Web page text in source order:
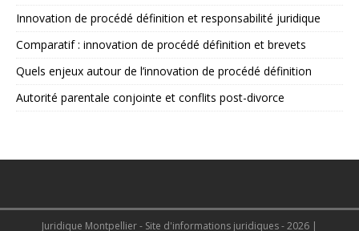
Innovation de procédé définition et responsabilité juridique
Comparatif : innovation de procédé définition et brevets
Quels enjeux autour de l’innovation de procédé définition
Autorité parentale conjointe et conflits post-divorce
Juridique Montpellier - Site d'informations juridiques - 2026 |